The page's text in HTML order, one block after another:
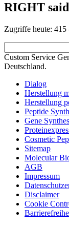
RIGHT
Zugriffe heute: 415
Custom Service
Deutschland.
Dialog
Herstellung
Herstellung
Peptide
Gene
Cosmetic
Sitemap
Molecular
AGB
Impressum
Disclaimer
Cookie